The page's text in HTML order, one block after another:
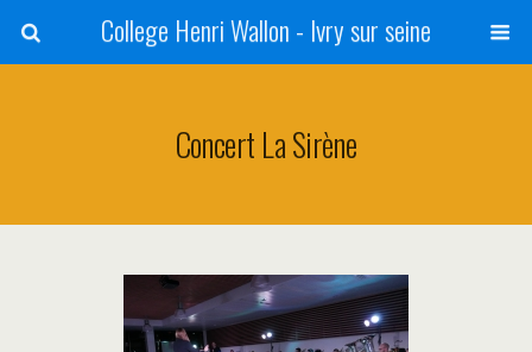
College Henri Wallon - Ivry sur seine
Concert La Sirène